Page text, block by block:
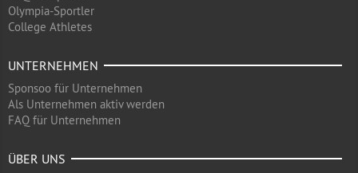
Olympia-Sportler
College Athletes
UNTERNEHMEN
Sponsoo für Unternehmen
Als Unternehmen aktiv werden
FAQ für Unternehmen
ÜBER UNS